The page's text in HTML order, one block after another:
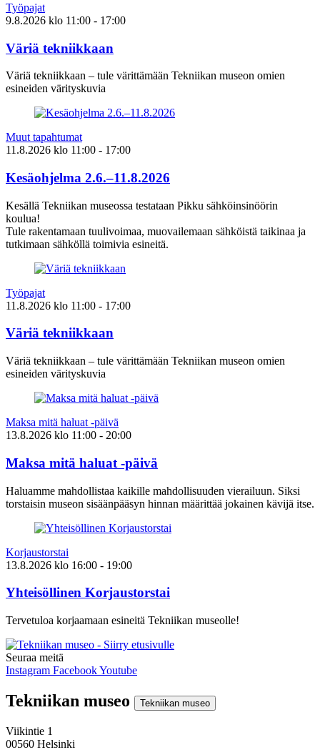
Työpajat
9.8.2026 klo 11:00 - 17:00
Väriä tekniikkaan
Väriä tekniikkaan – tule värittämään Tekniikan museon omien
esineiden värityskuvia
Muut tapahtumat
11.8.2026 klo 11:00 - 17:00
Kesäohjelma 2.6.–11.8.2026
Kesällä Tekniikan museossa testataan Pikku sähköinsinöörin
koulua!
Tule rakentamaan tuulivoimaa, muovailemaan sähköistä taikinaa ja
tutkimaan sähköllä toimivia esineitä.
Työpajat
11.8.2026 klo 11:00 - 17:00
Väriä tekniikkaan
Väriä tekniikkaan – tule värittämään Tekniikan museon omien
esineiden värityskuvia
Maksa mitä haluat -päivä
13.8.2026 klo 11:00 - 20:00
Maksa mitä haluat -päivä
Haluamme mahdollistaa kaikille mahdollisuuden vierailuun. Siksi
torstaisin museon sisäänpääsyn hinnan määrittää jokainen kävijä itse.
Korjaustorstai
13.8.2026 klo 16:00 - 19:00
Yhteisöllinen Korjaustorstai
Tervetuloa korjaamaan esineitä Tekniikan museolle!
Seuraa meitä
Instagram FacebookYoutube
Tekniikan museo Tekniikan museo
Viikintie 1
00560 Helsinki